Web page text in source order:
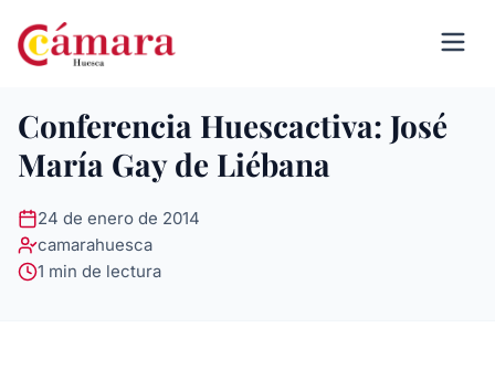
Conferencia Huescactiva: José
María Gay de Liébana
24 de enero de 2014
camarahuesca
1 min de lectura